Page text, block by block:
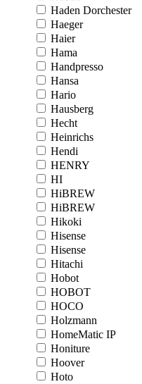
Haden Dorchester
Haeger
Haier
Hama
Handpresso
Hansa
Hario
Hausberg
Hecht
Heinrichs
Hendi
HENRY
HI
HiBREW
HiBREW
Hikoki
Hisense
Hisense
Hitachi
Hobot
HOBOT
HOCO
Holzmann
HomeMatic IP
Honiture
Hoover
Hoto